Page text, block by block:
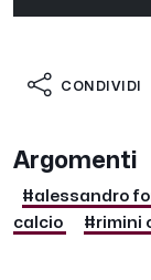
CONDIVIDI
Argomenti
#alessandro
calcio
#rimini